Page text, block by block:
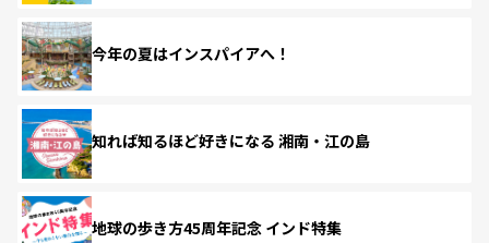
今年の夏はインスパイアへ！
知れば知るほど好きになる 湘南・江の島
地球の歩き方45周年記念 インド特集